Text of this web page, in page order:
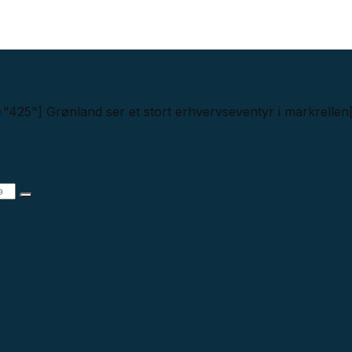
Grønland ser et stort erhvervseventyr i